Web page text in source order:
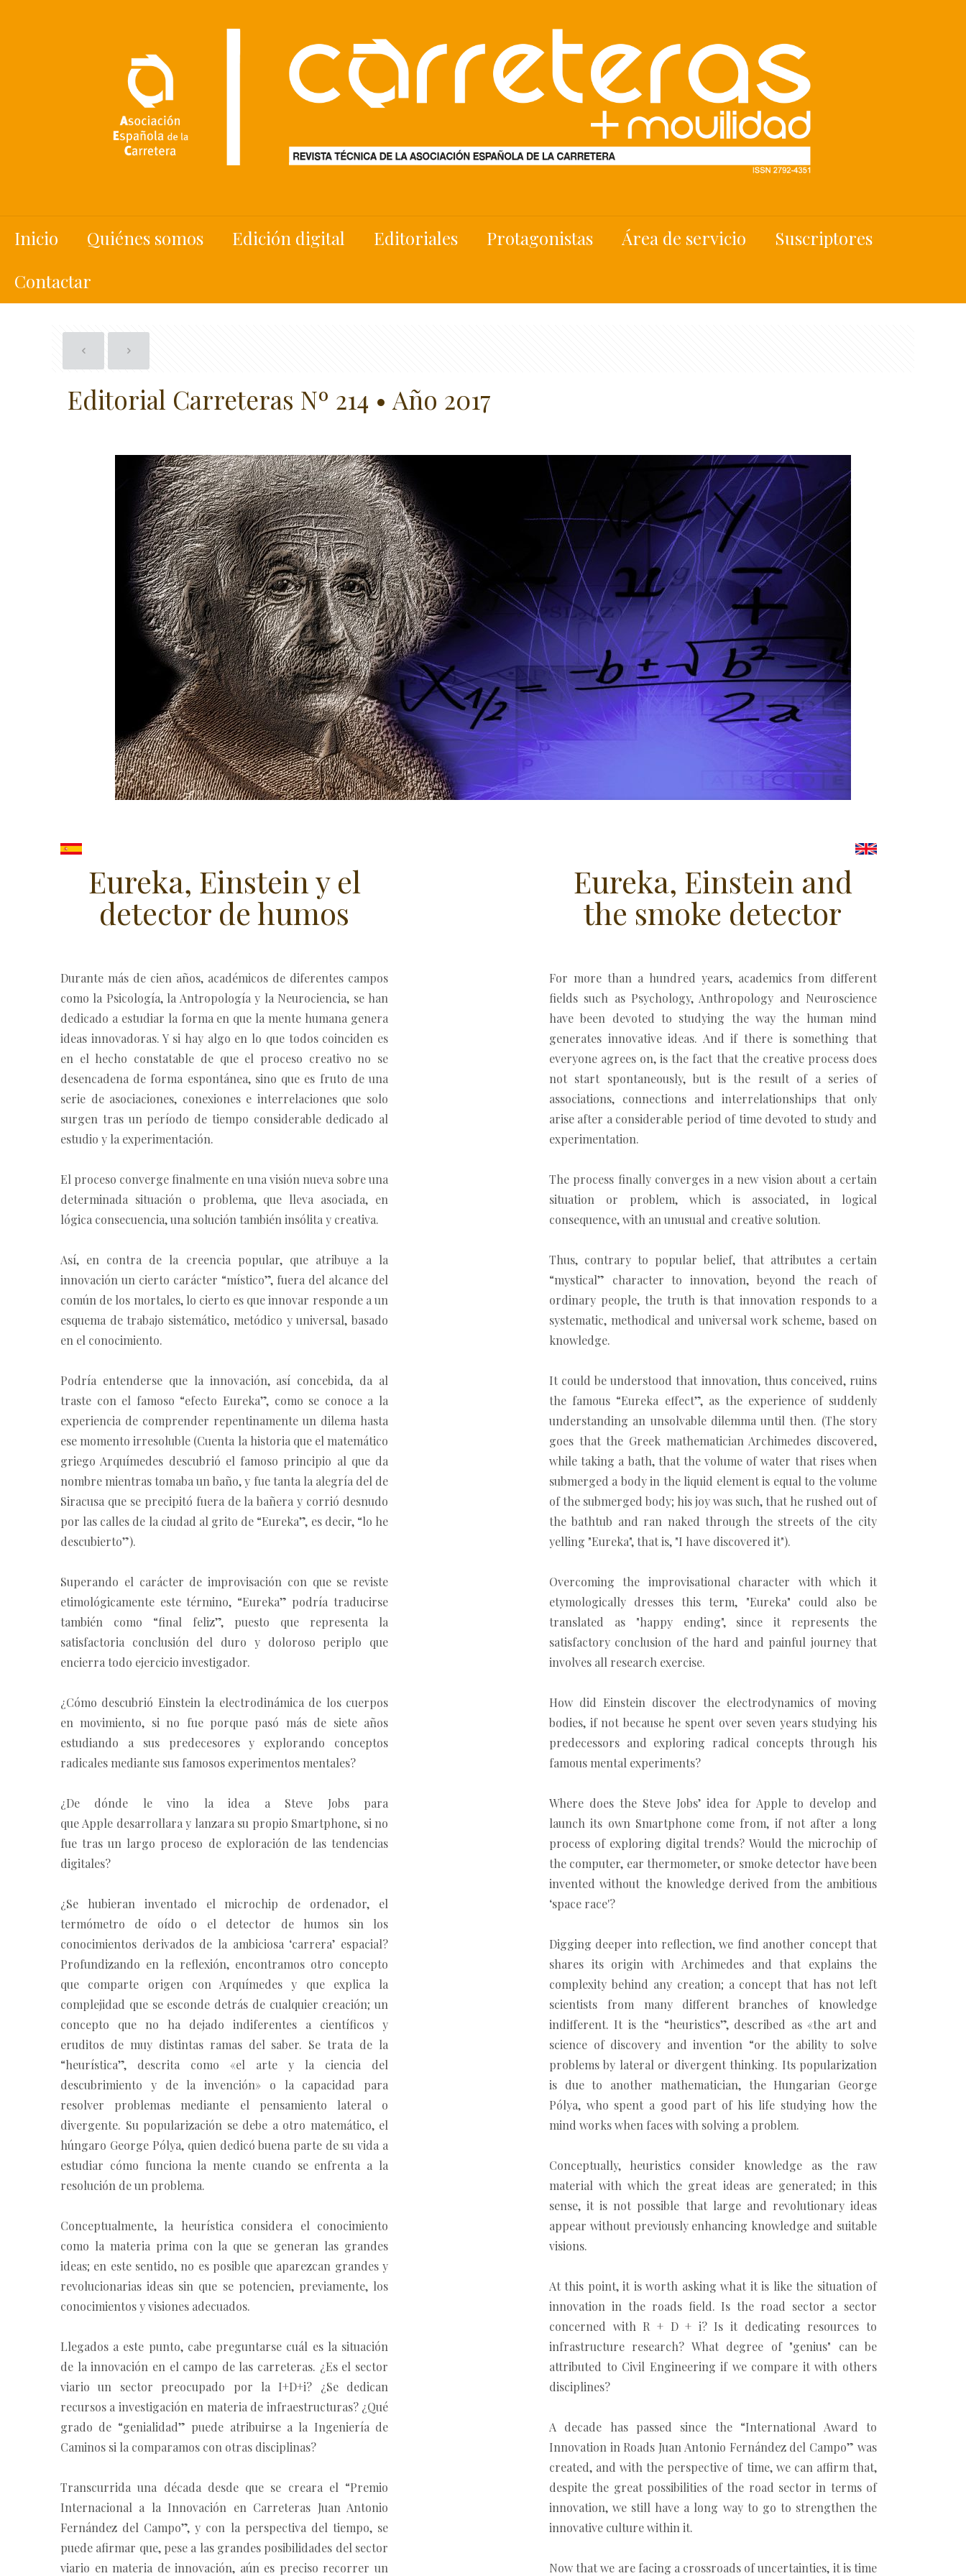
Inicio Quiénes somos Edición digital Editoriales Protagonistas Área de servicio
Suscriptores
Contactar
Editorial Carreteras Nº 214 • Año 2017
Eureka, Einstein y el
detector de humos
Eureka, Einstein and
the smoke detector
Durante más de cien años, académicos de diferentes campos
como la Psicología, la Antropología y la Neurociencia, se han
dedicado a estudiar la forma en que la mente humana genera
ideas innovadoras. Y si hay algo en lo que todos coinciden es
en el hecho constatable de que el proceso creativo no se
desencadena de forma espontánea, sino que es fruto de una
serie de asociaciones, conexiones e interrelaciones que solo
surgen tras un período de tiempo considerable dedicado al
estudio y la experimentación.
El proceso converge finalmente en una visión nueva sobre una
determinada situación o problema, que lleva asociada, en
lógica consecuencia, una solución también insólita y creativa.
Así, en contra de la creencia popular, que atribuye a la
innovación un cierto carácter “místico”, fuera del alcance del
común de los mortales, lo cierto es que innovar responde a un
esquema de trabajo sistemático, metódico y universal, basado
en el conocimiento.
Podría entenderse que la innovación, así concebida, da al
traste con el famoso “efecto Eureka”, como se conoce a la
experiencia de comprender repentinamente un dilema hasta
ese momento irresoluble (Cuenta la historia que el matemático
griego Arquímedes descubrió el famoso principio al que da
nombre mientras tomaba un baño, y fue tanta la alegría del de
Siracusa que se precipitó fuera de la bañera y corrió desnudo
por las calles de la ciudad al grito de “Eureka”, es decir, “lo he
descubierto”).
Superando el carácter de improvisación con que se reviste
etimológicamente este término, “Eureka” podría traducirse
también como “final feliz”, puesto que representa la
satisfactoria conclusión del duro y doloroso periplo que
encierra todo ejercicio investigador.
¿Cómo descubrió Einstein la electrodinámica de los cuerpos
en movimiento, si no fue porque pasó más de siete años
estudiando a sus predecesores y explorando conceptos
radicales mediante sus famosos experimentos mentales?
¿De dónde le vino la idea a Steve Jobs para
que Apple desarrollara y lanzara su propio Smartphone, si no
fue tras un largo proceso de exploración de las tendencias
digitales?
¿Se hubieran inventado el microchip de ordenador, el
termómetro de oído o el detector de humos sin los
conocimientos derivados de la ambiciosa ‘carrera’ espacial?
Profundizando en la reflexión, encontramos otro concepto
que comparte origen con Arquímedes y que explica la
complejidad que se esconde detrás de cualquier creación; un
concepto que no ha dejado indiferentes a científicos y
eruditos de muy distintas ramas del saber. Se trata de la
“heurística”, descrita como «el arte y la ciencia del
descubrimiento y de la invención» o la capacidad para
resolver problemas mediante el pensamiento lateral o
divergente. Su popularización se debe a otro matemático, el
húngaro George Pólya, quien dedicó buena parte de su vida a
estudiar cómo funciona la mente cuando se enfrenta a la
resolución de un problema.
Conceptualmente, la heurística considera el conocimiento
como la materia prima con la que se generan las grandes
ideas; en este sentido, no es posible que aparezcan grandes y
revolucionarias ideas sin que se potencien, previamente, los
conocimientos y visiones adecuados.
Llegados a este punto, cabe preguntarse cuál es la situación
de la innovación en el campo de las carreteras. ¿Es el sector
viario un sector preocupado por la I+D+i? ¿Se dedican
recursos a investigación en materia de infraestructuras? ¿Qué
grado de “genialidad” puede atribuirse a la Ingeniería de
Caminos si la comparamos con otras disciplinas?
Transcurrida una década desde que se creara el “Premio
Internacional a la Innovación en Carreteras Juan Antonio
Fernández del Campo”, y con la perspectiva del tiempo, se
puede afirmar que, pese a las grandes posibilidades del sector
viario en materia de innovación, aún es preciso recorrer un
For more than a hundred years, academics from different
fields such as Psychology, Anthropology and Neuroscience
have been devoted to studying the way the human mind
generates innovative ideas. And if there is something that
everyone agrees on, is the fact that the creative process does
not start spontaneously, but is the result of a series of
associations, connections and interrelationships that only
arise after a considerable period of time devoted to study and
experimentation.
The process finally converges in a new vision about a certain
situation or problem, which is associated, in logical
consequence, with an unusual and creative solution.
Thus, contrary to popular belief, that attributes a certain
“mystical” character to innovation, beyond the reach of
ordinary people, the truth is that innovation responds to a
systematic, methodical and universal work scheme, based on
knowledge.
It could be understood that innovation, thus conceived, ruins
the famous “Eureka effect”, as the experience of suddenly
understanding an unsolvable dilemma until then. (The story
goes that the Greek mathematician Archimedes discovered,
while taking a bath, that the volume of water that rises when
submerged a body in the liquid element is equal to the volume
of the submerged body; his joy was such, that he rushed out of
the bathtub and ran naked through the streets of the city
yelling "Eureka", that is, "I have discovered it").
Overcoming the improvisational character with which it
etymologically dresses this term, "Eureka" could also be
translated as "happy ending", since it represents the
satisfactory conclusion of the hard and painful journey that
involves all research exercise.
How did Einstein discover the electrodynamics of moving
bodies, if not because he spent over seven years studying his
predecessors and exploring radical concepts through his
famous mental experiments?
Where does the Steve Jobs’ idea for Apple to develop and
launch its own Smartphone come from, if not after a long
process of exploring digital trends? Would the microchip of
the computer, ear thermometer, or smoke detector have been
invented without the knowledge derived from the ambitious
‘space race'?
Digging deeper into reflection, we find another concept that
shares its origin with Archimedes and that explains the
complexity behind any creation; a concept that has not left
scientists from many different branches of knowledge
indifferent. It is the “heuristics”, described as «the art and
science of discovery and invention “or the ability to solve
problems by lateral or divergent thinking. Its popularization
is due to another mathematician, the Hungarian George
Pólya, who spent a good part of his life studying how the
mind works when faces with solving a problem.
Conceptually, heuristics consider knowledge as the raw
material with which the great ideas are generated; in this
sense, it is not possible that large and revolutionary ideas
appear without previously enhancing knowledge and suitable
visions.
At this point, it is worth asking what it is like the situation of
innovation in the roads field. Is the road sector a sector
concerned with R + D + i? Is it dedicating resources to
infrastructure research? What degree of "genius" can be
attributed to Civil Engineering if we compare it with others
disciplines?
A decade has passed since the “International Award to
Innovation in Roads Juan Antonio Fernández del Campo” was
created, and with the perspective of time, we can affirm that,
despite the great possibilities of the road sector in terms of
innovation, we still have a long way to go to strengthen the
innovative culture within it.
Now that we are facing a crossroads of uncertainties, it is time